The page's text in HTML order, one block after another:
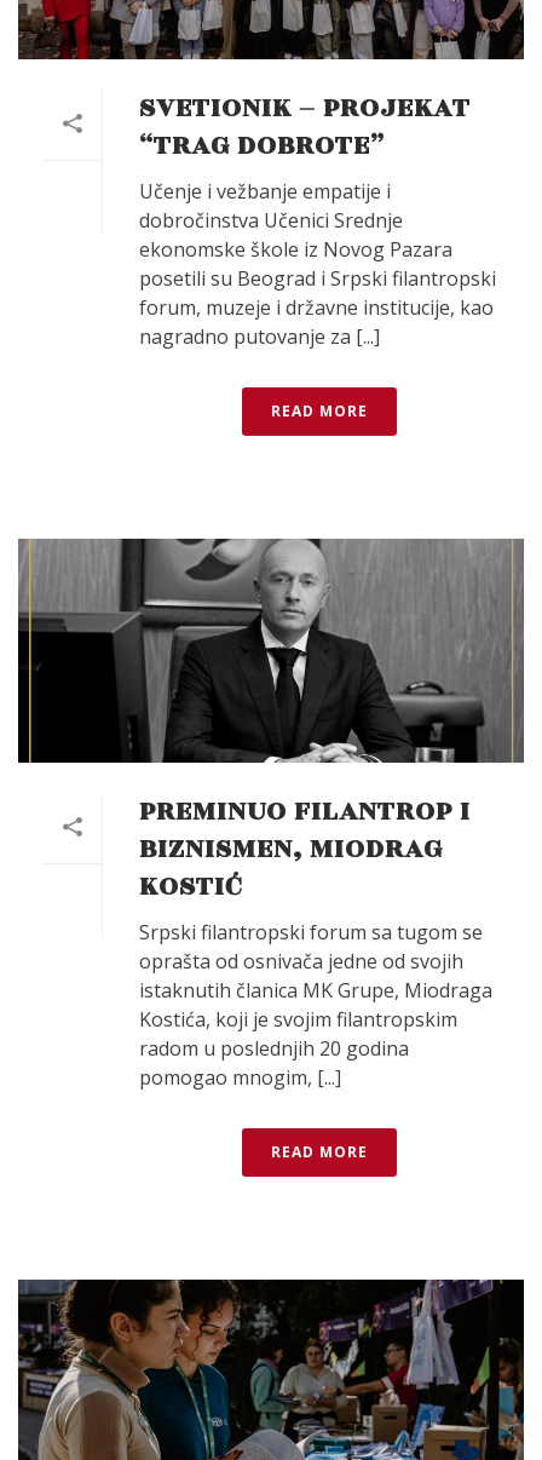
SVETIONIK – PROJEKAT
“TRAG DOBROTE”
Učenje i vežbanje empatije i
dobročinstva Učenici Srednje
ekonomske škole iz Novog Pazara
posetili su Beograd i Srpski filantropski
forum, muzeje i državne institucije, kao
nagradno putovanje za [...]
READ MORE
PREMINUO FILANTROP I
BIZNISMEN, MIODRAG
KOSTIĆ
Srpski filantropski forum sa tugom se
oprašta od osnivača jedne od svojih
istaknutih članica MK Grupe, Miodraga
Kostića, koji je svojim filantropskim
radom u poslednjih 20 godina
pomogao mnogim, [...]
READ MORE